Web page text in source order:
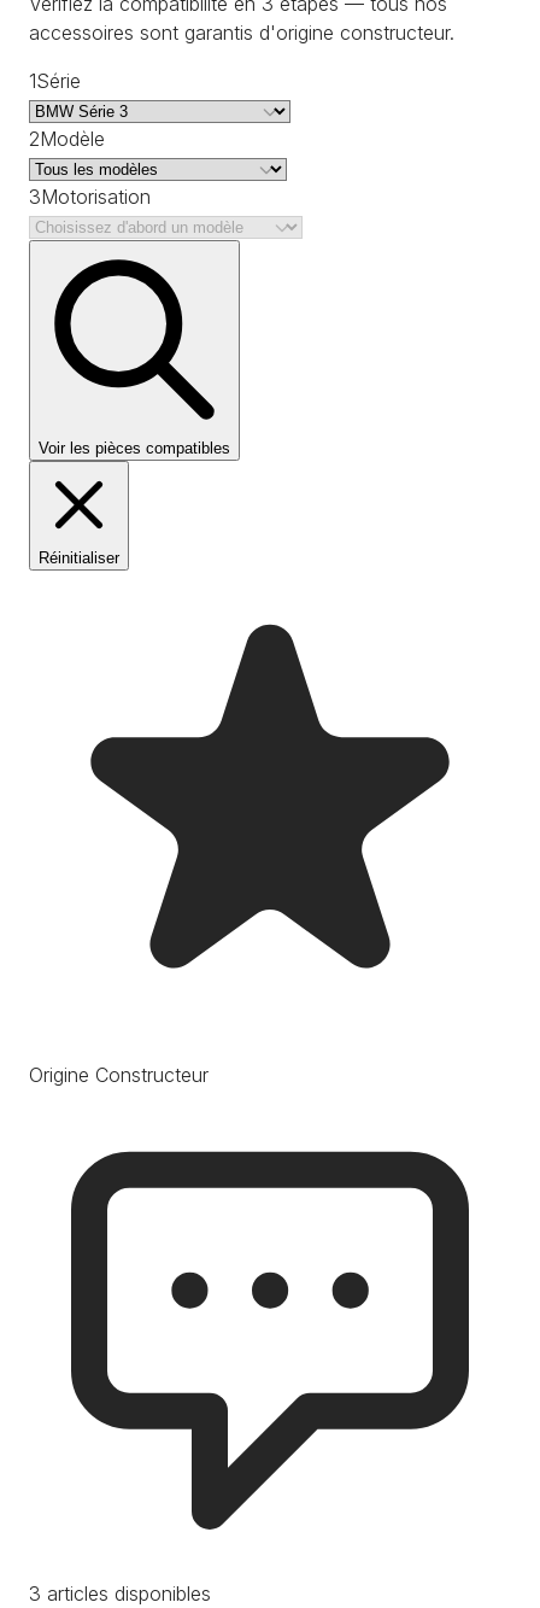
accessoires sont garantis d'origine constructeur.
1Série
2Modèle
3Motorisation
Voir les pièces compatibles
Réinitialiser
Origine Constructeur
3 articles disponibles